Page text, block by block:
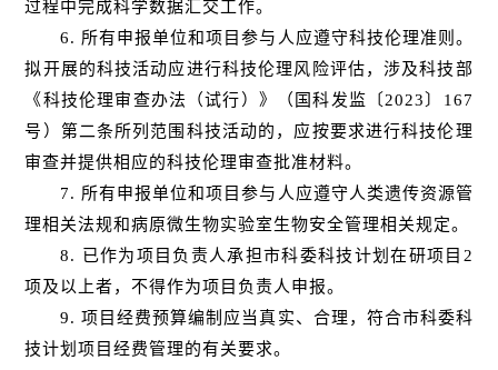
过程中完成科学数据汇交工作。
6. 所有申报单位和项目参与人应遵守科技伦理准则。
拟开展的科技活动应进行科技伦理风险评估，涉及科技部
《科技伦理审查办法（试行）》（国科发监〔2023〕167
号）第二条所列范围科技活动的，应按要求进行科技伦理
审查并提供相应的科技伦理审查批准材料。
7. 所有申报单位和项目参与人应遵守人类遗传资源管
理相关法规和病原微生物实验室生物安全管理相关规定。
8. 已作为项目负责人承担市科委科技计划在研项目2
项及以上者，不得作为项目负责人申报。
9. 项目经费预算编制应当真实、合理，符合市科委科
技计划项目经费管理的有关要求。